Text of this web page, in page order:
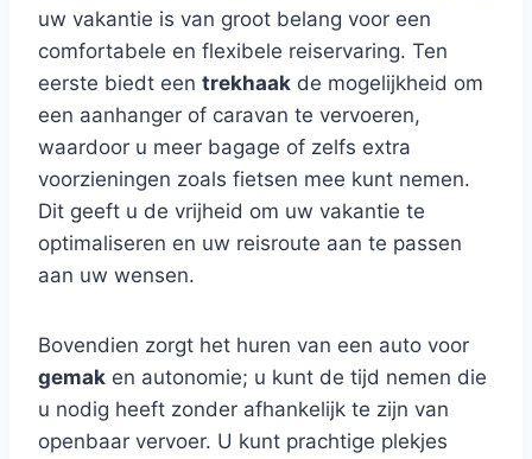
uw vakantie is van groot belang voor een
comfortabele en flexibele reiservaring. Ten
eerste biedt een trekhaak de mogelijkheid om
een aanhanger of caravan te vervoeren,
waardoor u meer bagage of zelfs extra
voorzieningen zoals fietsen mee kunt nemen.
Dit geeft u de vrijheid om uw vakantie te
optimaliseren en uw reisroute aan te passen
aan uw wensen.
Bovendien zorgt het huren van een auto voor
gemak en autonomie; u kunt de tijd nemen die
u nodig heeft zonder afhankelijk te zijn van
openbaar vervoer. U kunt prachtige plekjes